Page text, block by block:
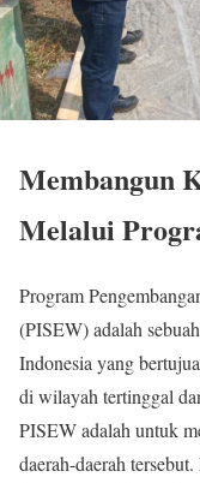
Membangun
Melalui
Program
(PISEW) adalah
Indonesia yang
di wilayah tertinggal
PISEW adalah untuk
daerah-daerah